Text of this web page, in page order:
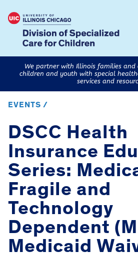
We partner with Illinois families and
children and youth with special
services and
EVENTS /
DSCC Health
Insurance
Series:
Fragile and
Technology
Dependent
Medicaid